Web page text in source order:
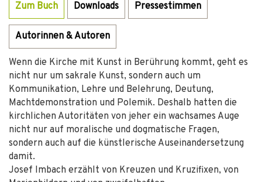
Zum Buch Downloads Pressestimmen
Autorinnen & Autoren
Wenn die Kirche mit Kunst in Berührung kommt, geht es
nicht nur um sakrale Kunst, sondern auch um
Kommunikation, Lehre und Belehrung, Deutung,
Machtdemonstration und Polemik. Deshalb hatten die
kirchlichen Autoritäten von jeher ein wachsames Auge
nicht nur auf moralische und dogmatische Fragen,
sondern auch auf die künstlerische Auseinandersetzung
damit.
Josef Imbach erzählt von Kreuzen und Kruzifixen, von